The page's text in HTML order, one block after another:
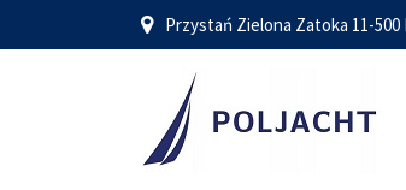
Przystań Zielona Zatoka 11-